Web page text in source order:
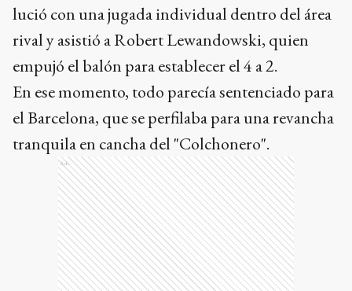
lució con una jugada individual dentro del área
rival y asistió a Robert Lewandowski, quien
empujó el balón para establecer el 4 a 2.
En ese momento, todo parecía sentenciado para
el Barcelona, que se perfilaba para una revancha
tranquila en cancha del "Colchonero".
Ads